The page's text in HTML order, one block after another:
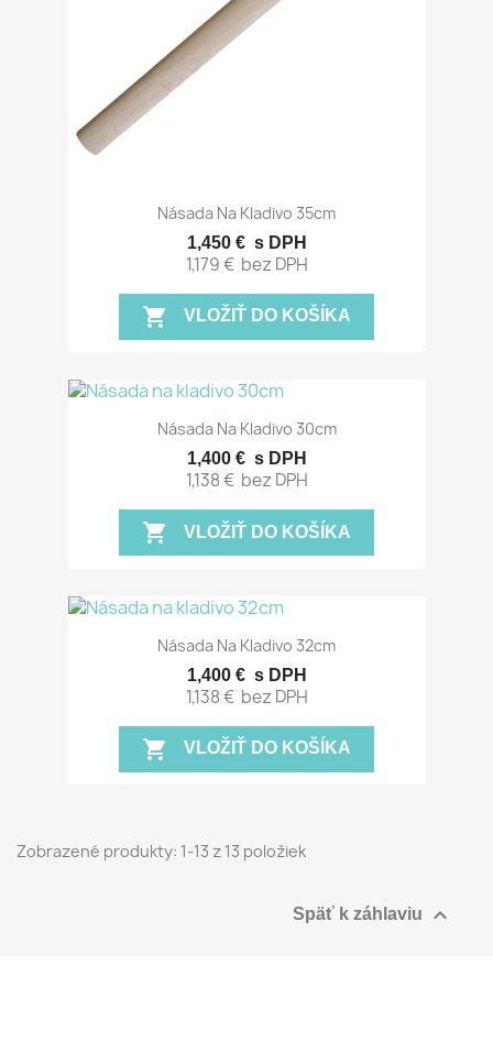
Násada Na Kladivo 35cm
1,450 € s DPH
1,179 € bez DPH
shopping_cart VLOŽIŤ DO KOŠÍKA
Násada Na Kladivo 30cm
1,400 € s DPH
1,138 € bez DPH
shopping_cart VLOŽIŤ DO KOŠÍKA
Násada Na Kladivo 32cm
1,400 € s DPH
1,138 € bez DPH
shopping_cart VLOŽIŤ DO KOŠÍKA
Zobrazené produkty: 1-13 z 13 položiek
Späť k záhlaviu 